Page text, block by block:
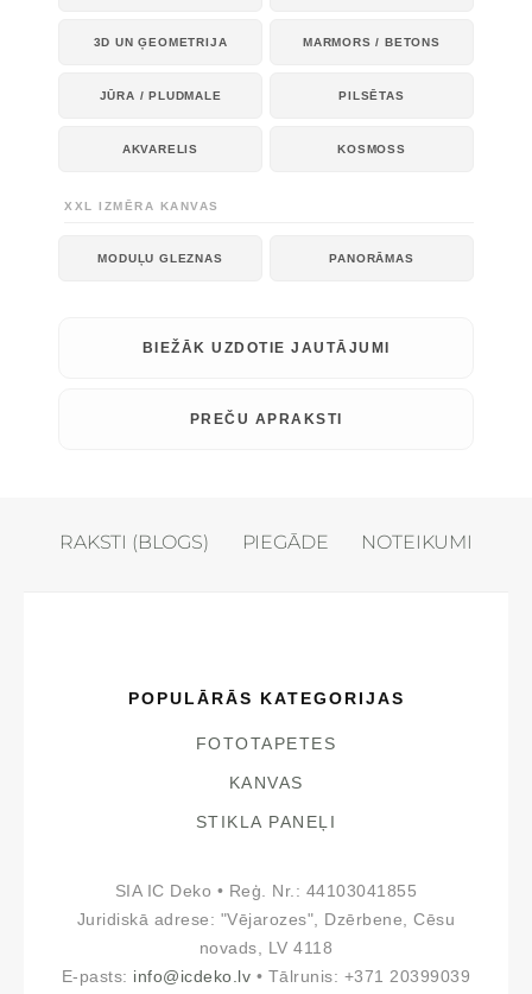
3D UN ĢEOMETRIJA MARMORS / BETONS
JŪRA / PLUDMALE PILSĒTAS
AKVARELIS KOSMOSS
XXL IZMĒRA KANVAS
MODUĻU GLEZNAS PANORĀMAS
BIEŽĀK UZDOTIE JAUTĀJUMI
PREČU APRAKSTI
RAKSTI (BLOGS) PIEGĀDE NOTEIKUMI
POPULĀRĀS KATEGORIJAS
FOTOTAPETES
KANVAS
STIKLA PANEĻI
SIA IC Deko • Reģ. Nr.: 44103041855
Juridiskā adrese: "Vējarozes", Dzērbene, Cēsu
novads, LV 4118
E-pasts: info@icdeko.lv • Tālrunis: +371 20399039